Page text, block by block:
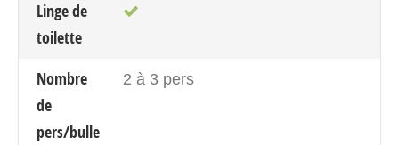
Linge de
toilette
Nombre
de
pers/bulle
2 à 3 pers